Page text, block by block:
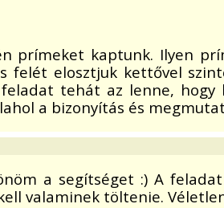
prímeket kaptunk. Ilyen
felét elosztjuk kettővel
tehát az lenne, hogy
a bizonyítás és
a segítséget :) A
valaminek töltenie.